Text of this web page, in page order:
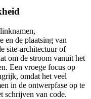
en de plaatsing van
site-architectuur of
om de stroom vanuit het
Een vroege focus op
omdat het veel
in de ontwerpfase op te
schrijven van code.